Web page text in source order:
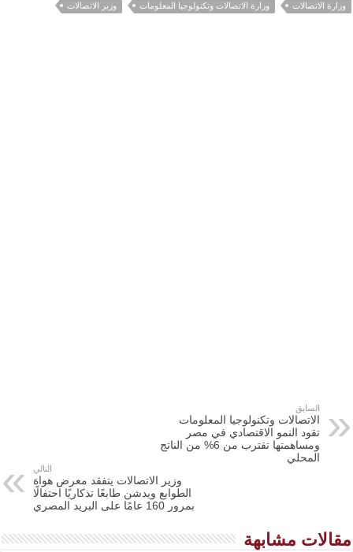
وزارة الاتصالات
وزارة الاتصالات وتكنولوجيا المعلومات وزير الاتصالات
السابق
الاتصالات وتكنولوجيا المعلومات
تقود النمو الاقتصادي في مصر
ومساهمتها تقترب من 6% من الناتج
المحلي
التالي
وزير الاتصالات يتفقد معرض هواة
الطوابع ويدشن طابعًا تذكاريًا احتفالًا
بمرور 160 عامًا على البريد المصري
مقالات مشابهة